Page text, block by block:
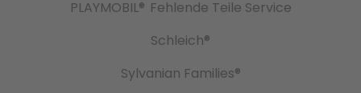
PLAYMOBIL® Fehlende Teile Service
Schleich®
Sylvanian Families®